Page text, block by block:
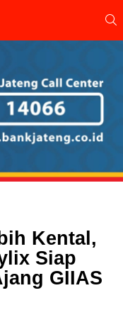
Kental,
Siap
GIIAS